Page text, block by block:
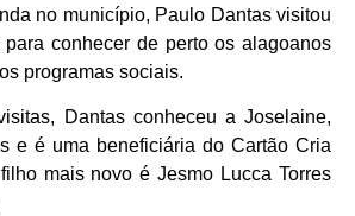
no município, Paulo Dantas visitou
para conhecer de perto os alagoanos
programas sociais.
Dantas conheceu a Joselaine,
e é uma beneficiária do Cartão Cria
mais novo é Jesmo Lucca Torres